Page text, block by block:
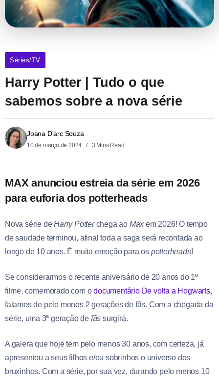
Séries/TV
Harry Potter | Tudo o que
sabemos sobre a nova série
Joana D'arc Souza
10 de março de 2024 3 Mins Read
MAX anunciou estreia da série em 2026
para euforia dos potterheads
Nova série deHarry Potterchega ao Maxem 2026! O tempo
de saudade terminou, afinal toda a saga será recontada ao
longo de 10 anos. É muita emoção para os potterheads!
Se considerarmos o recente aniversário de 20 anos do 1⁠º
filme, comemorado com odocumentário De volta a Hogwarts,
falamos de pelo menos 2 gerações de fãs. Com a chegada da
série, uma 3⁠ª geração de fãs surgirá.
A galera que hoje tem pelo menos 30 anos, com certeza, já
apresentou a seus filhos e/ou sobrinhos o universo dos
bruxinhos. Com a série, por sua vez, durando pelo menos 10